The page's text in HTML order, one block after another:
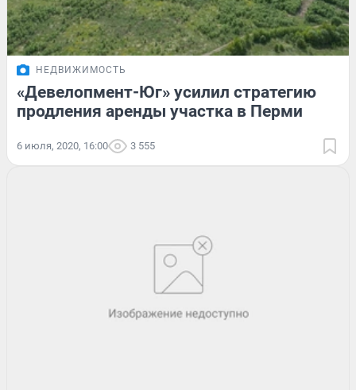
НЕДВИЖИМОСТЬ
«Девелопмент-Юг» усилил стратегию
продления аренды участка в Перми
6 июля, 2020, 16:00 3 555